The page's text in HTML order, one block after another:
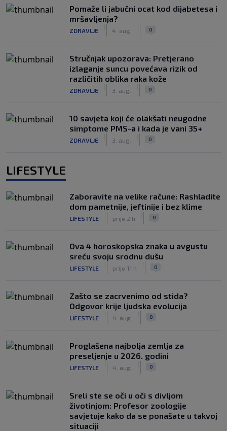
Pomaže li jabučni ocat kod dijabetesa i
mršavljenja?
ZDRAVLJE 4. aug. 0
Stručnjak upozorava: Pretjerano
izlaganje suncu povećava rizik od
različitih oblika raka kože
ZDRAVLJE 3. aug. 0
10 savjeta koji će olakšati neugodne
simptome PMS-a i kada je vani 35+
ZDRAVLJE 3. aug. 0
LIFESTYLE
Zaboravite na velike račune: Rashladite
dom pametnije, jeftinije i bez klime
LIFESTYLE prije 2 h 0
Ova 4 horoskopska znaka u avgustu
sreću svoju srodnu dušu
LIFESTYLE prije 11 h 0
Zašto se zacrvenimo od stida?
Odgovor krije ljudska evolucija
LIFESTYLE 4. aug. 0
Proglašena najbolja zemlja za
preseljenje u 2026. godini
LIFESTYLE 4. aug. 0
Sreli ste se oči u oči s divljom
životinjom: Profesor zoologije
savjetuje kako da se ponašate u takvoj
situaciji